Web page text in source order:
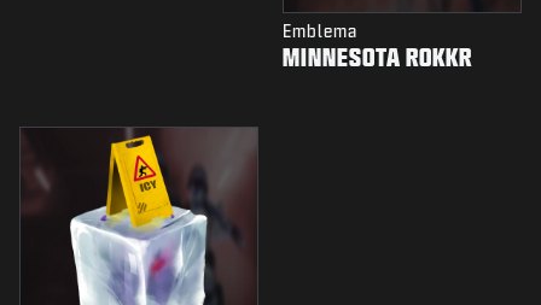
Emblema
MINNESOTA ROKKR